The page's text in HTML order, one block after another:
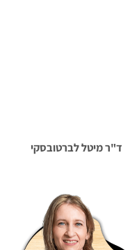
ד"ר מיטל לברטובסקי